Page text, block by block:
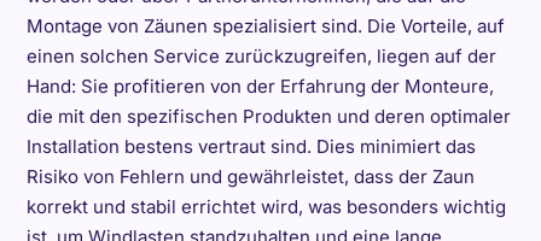
Montage von Zäunen spezialisiert sind. Die Vorteile, auf
einen solchen Service zurückzugreifen, liegen auf der
Hand: Sie profitieren von der Erfahrung der Monteure,
die mit den spezifischen Produkten und deren optimaler
Installation bestens vertraut sind. Dies minimiert das
Risiko von Fehlern und gewährleistet, dass der Zaun
korrekt und stabil errichtet wird, was besonders wichtig